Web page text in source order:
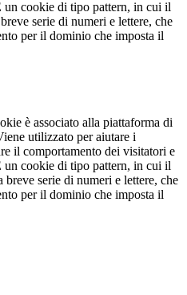
un cookie di tipo pattern, in cui il
serie di numeri e lettere, che
per il dominio che imposta il
è associato alla piattaforma di
utilizzato per aiutare i
il comportamento dei visitatori e
un cookie di tipo pattern, in cui il
breve serie di numeri e lettere, che
per il dominio che imposta il